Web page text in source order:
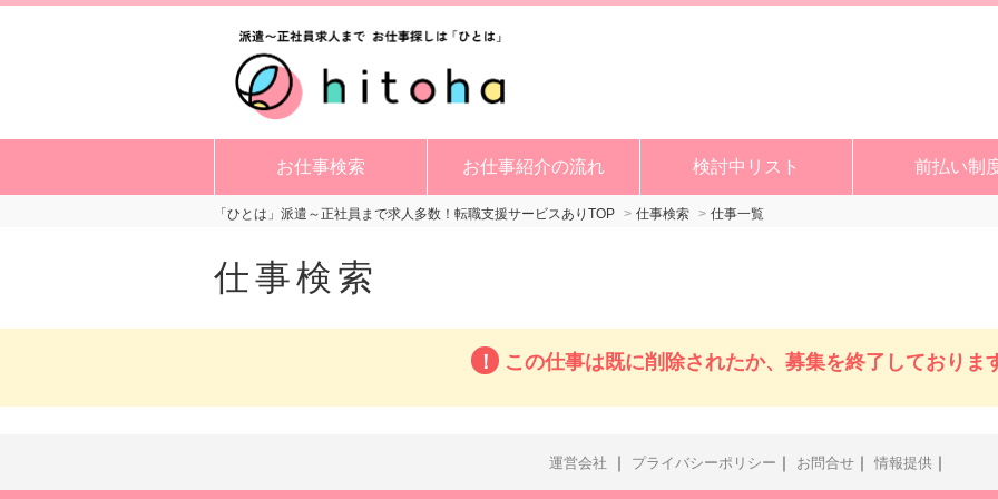
お仕事検索 お仕事紹介の流れ 検討中リスト 前払い制
「ひとは」派遣～正社員まで求人多数！転職支援サービスありTOP 仕事検索 仕事一覧
仕事検索
この仕事は既に削除されたか、募集を終了しておりま
運営会社 ｜ プライバシーポリシー ｜ お問合せ ｜ 情報提供 ｜